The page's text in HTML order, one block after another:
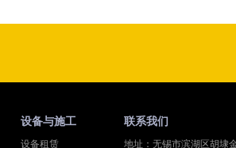
设备与施工
设备租赁
联系我们
地址：无锡市滨湖区胡埭